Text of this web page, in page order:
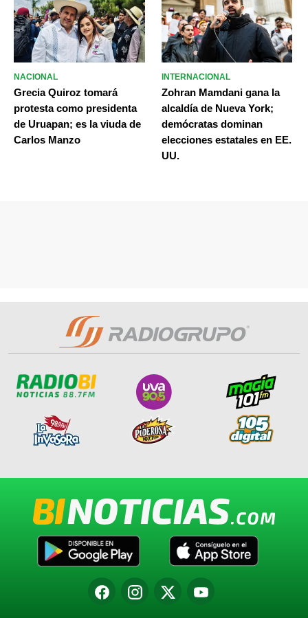
NACIONAL
Grecia Quiroz tomará
protesta como presidenta
de Uruapan; es la viuda de
Carlos Manzo
INTERNACIONAL
Zohran Mamdani gana la
alcaldía de Nueva York;
demócratas dominan
elecciones estatales en EE.
UU.